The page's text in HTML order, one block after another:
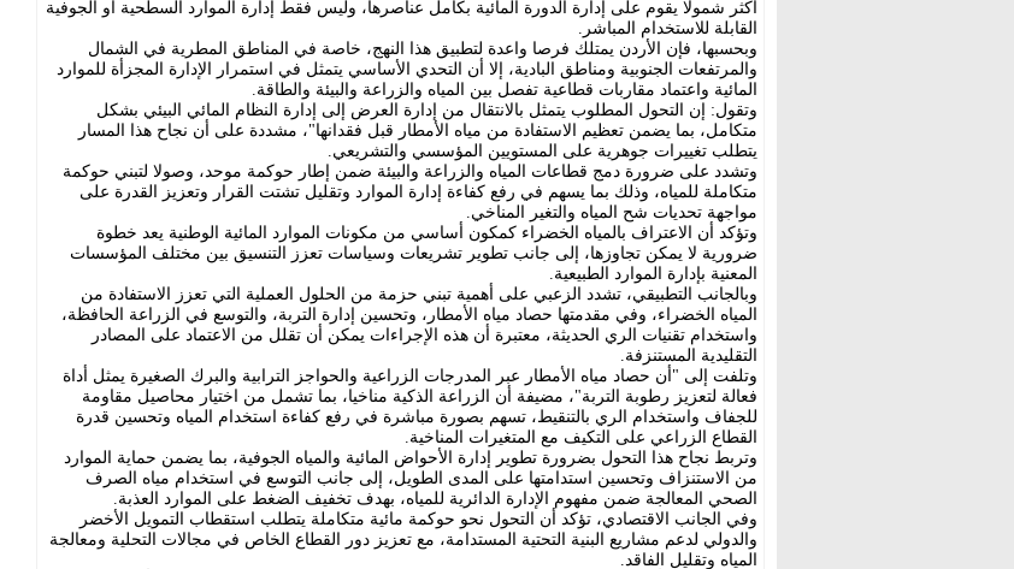
أكثر شمولا يقوم على إدارة الدورة المائية بكامل عناصرها، وليس فقط إدارة الموارد السطحية أو الجوفية
القابلة للاستخدام المباشر.
وبحسبها، فإن الأردن يمتلك فرصا واعدة لتطبيق هذا النهج، خاصة في المناطق المطرية في الشمال
والمرتفعات الجنوبية ومناطق البادية، إلا أن التحدي الأساسي يتمثل في استمرار الإدارة المجزأة للموارد
المائية واعتماد مقاربات قطاعية تفصل بين المياه والزراعة والبيئة والطاقة.
وتقول: إن التحول المطلوب يتمثل بالانتقال من إدارة العرض إلى إدارة النظام المائي البيئي بشكل
متكامل، بما يضمن تعظيم الاستفادة من مياه الأمطار قبل فقدانها"، مشددة على أن نجاح هذا المسار
يتطلب تغييرات جوهرية على المستويين المؤسسي والتشريعي.
وتشدد على ضرورة دمج قطاعات المياه والزراعة والبيئة ضمن إطار حوكمة موحد، وصولا لتبني حوكمة
متكاملة للمياه، وذلك بما يسهم في رفع كفاءة إدارة الموارد وتقليل تشتت القرار وتعزيز القدرة على
مواجهة تحديات شح المياه والتغير المناخي.
وتؤكد أن الاعتراف بالمياه الخضراء كمكون أساسي من مكونات الموارد المائية الوطنية يعد خطوة
ضرورية لا يمكن تجاوزها، إلى جانب تطوير تشريعات وسياسات تعزز التنسيق بين مختلف المؤسسات
المعنية بإدارة الموارد الطبيعية.
وبالجانب التطبيقي، تشدد الزعبي على أهمية تبني حزمة من الحلول العملية التي تعزز الاستفادة من
المياه الخضراء، وفي مقدمتها حصاد مياه الأمطار، وتحسين إدارة التربة، والتوسع في الزراعة الحافظة،
واستخدام تقنيات الري الحديثة، معتبرة أن هذه الإجراءات يمكن أن تقلل من الاعتماد على المصادر
التقليدية المستنزفة.
وتلفت إلى "أن حصاد مياه الأمطار عبر المدرجات الزراعية والحواجز الترابية والبرك الصغيرة يمثل أداة
فعالة لتعزيز رطوبة التربة"، مضيفة أن الزراعة الذكية مناخيا، بما تشمل من اختيار محاصيل مقاومة
للجفاف واستخدام الري بالتنقيط، تسهم بصورة مباشرة في رفع كفاءة استخدام المياه وتحسين قدرة
القطاع الزراعي على التكيف مع المتغيرات المناخية.
وتربط نجاح هذا التحول بضرورة تطوير إدارة الأحواض المائية والمياه الجوفية، بما يضمن حماية الموارد
من الاستنزاف وتحسين استدامتها على المدى الطويل، إلى جانب التوسع في استخدام مياه الصرف
الصحي المعالجة ضمن مفهوم الإدارة الدائرية للمياه، بهدف تخفيف الضغط على الموارد العذبة.
وفي الجانب الاقتصادي، تؤكد أن التحول نحو حوكمة مائية متكاملة يتطلب استقطاب التمويل الأخضر
والدولي لدعم مشاريع البنية التحتية المستدامة، مع تعزيز دور القطاع الخاص في مجالات التحلية ومعالجة
المياه وتقليل الفاقد.